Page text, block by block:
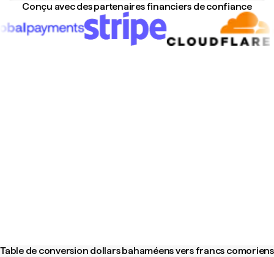
Conçu avec des partenaires financiers de confiance
Table de conversion dollars bahaméens vers francs comoriens